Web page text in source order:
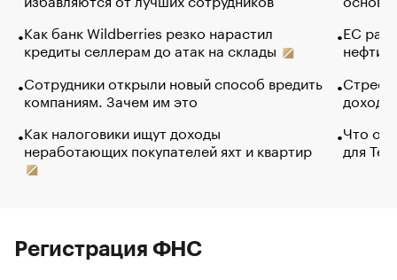
Как банк Wildberries резко нарастил
кредиты селлерам до атак на склады
Сотрудники открыли новый способ вредить
компаниям. Зачем им это
Как налоговики ищут доходы
неработающих покупателей яхт и квартир
ЕС
нефти
Что
для
Регистрация ФНС